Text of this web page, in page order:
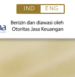
IND ENG